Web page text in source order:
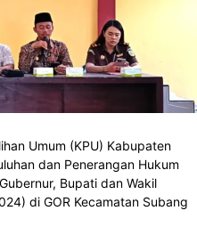
Umum (KPU) Kabupaten
dan Penerangan Hukum
Bupati dan Wakil
di GOR Kecamatan Subang